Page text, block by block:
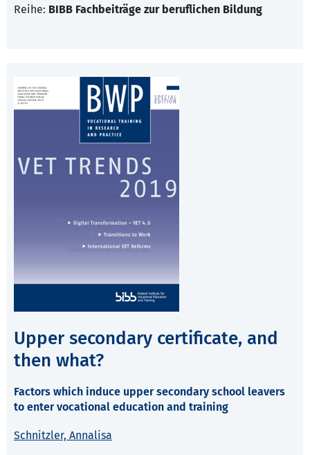
Reihe: BIBB Fachbeiträge zur beruflichen Bildung
Upper secondary certificate, and
then what?
Factors which induce upper secondary school leavers
to enter vocational education and training
Schnitzler, Annalisa